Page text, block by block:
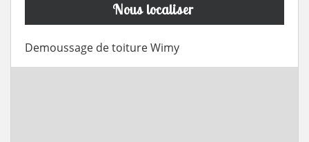
Nous localiser
Demoussage de toiture Wimy